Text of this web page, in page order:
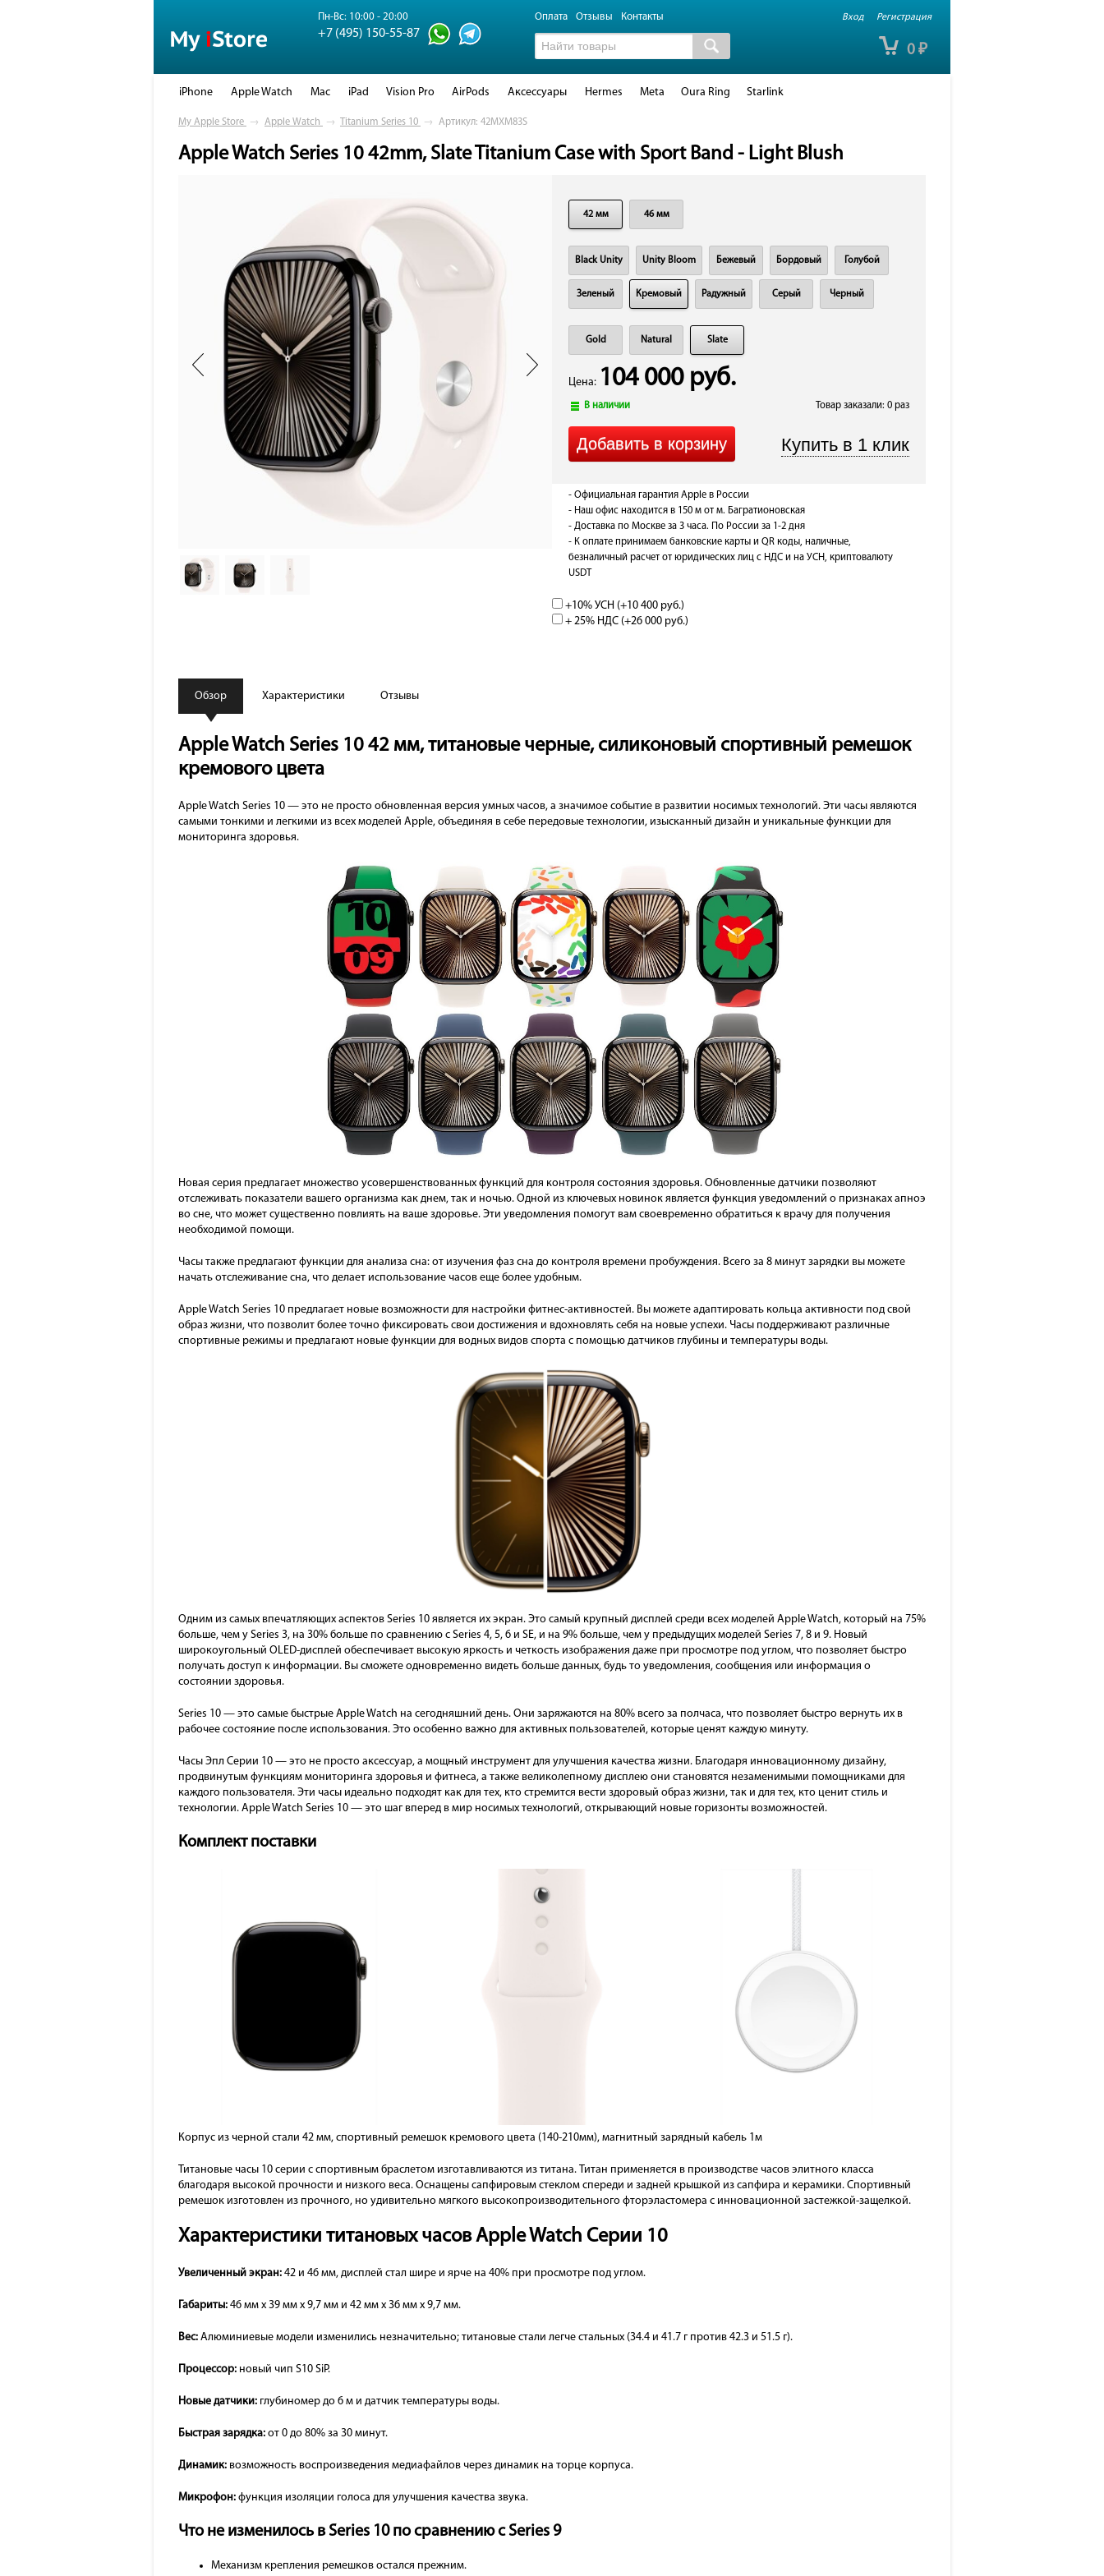
Вход Регистрация
Пн-Вс: 10:00 - 20:00
+7 (495) 150-55-87
Оплата Отзывы Контакты
0 ₽
iPhone Apple Watch Mac iPad Vision Pro AirPods Аксессуары Hermes Meta Oura Ring Starlink
My Apple Store → Apple Watch → Titanium Series 10 → Артикул: 42MXM83S
Apple Watch Series 10 42mm, Slate Titanium Case with Sport Band - Light Blush
42 мм 46 мм
Black Unity Unity Bloom Бежевый Бордовый Голубой
Зеленый Кремовый Радужный Серый Черный
Gold Natural Slate
Цена: 104 000 руб.
В наличии Товар заказали: 0 раз
- Официальная гарантия Apple в России
- Наш офис находится в 150 м от м. Багратионовская
- Доставка по Москве за 3 часа. По России за 1-2 дня
- К оплате принимаем банковские карты и QR коды, наличные,
безналичный расчет от юридических лиц с НДС и на УСН, криптовалюту
USDT
+10% УСН (+10 400 руб.)
+ 25% НДС (+26 000 руб.)
Обзор Характеристики Отзывы
Apple Watch Series 10 42 мм, титановые черные, силиконовый спортивный ремешок
кремового цвета
Apple Watch Series 10 — это не просто обновленная версия умных часов, а значимое событие в развитии носимых технологий. Эти часы являются
самыми тонкими и легкими из всех моделей Apple, объединяя в себе передовые технологии, изысканный дизайн и уникальные функции для
мониторинга здоровья.
Новая серия предлагает множество усовершенствованных функций для контроля состояния здоровья. Обновленные датчики позволяют
отслеживать показатели вашего организма как днем, так и ночью. Одной из ключевых новинок является функция уведомлений о признаках апноэ
во сне, что может существенно повлиять на ваше здоровье. Эти уведомления помогут вам своевременно обратиться к врачу для получения
необходимой помощи.
Часы также предлагают функции для анализа сна: от изучения фаз сна до контроля времени пробуждения. Всего за 8 минут зарядки вы можете
начать отслеживание сна, что делает использование часов еще более удобным.
Apple Watch Series 10 предлагает новые возможности для настройки фитнес-активностей. Вы можете адаптировать кольца активности под свой
образ жизни, что позволит более точно фиксировать свои достижения и вдохновлять себя на новые успехи. Часы поддерживают различные
спортивные режимы и предлагают новые функции для водных видов спорта с помощью датчиков глубины и температуры воды.
Одним из самых впечатляющих аспектов Series 10 является их экран. Это самый крупный дисплей среди всех моделей Apple Watch, который на 75%
больше, чем у Series 3, на 30% больше по сравнению с Series 4, 5, 6 и SE, и на 9% больше, чем у предыдущих моделей Series 7, 8 и 9. Новый
широкоугольный OLED-дисплей обеспечивает высокую яркость и четкость изображения даже при просмотре под углом, что позволяет быстро
получать доступ к информации. Вы сможете одновременно видеть больше данных, будь то уведомления, сообщения или информация о
состоянии здоровья.
Series 10 — это самые быстрые Apple Watch на сегодняшний день. Они заряжаются на 80% всего за полчаса, что позволяет быстро вернуть их в
рабочее состояние после использования. Это особенно важно для активных пользователей, которые ценят каждую минуту.
Часы Эпл Серии 10 — это не просто аксессуар, а мощный инструмент для улучшения качества жизни. Благодаря инновационному дизайну,
продвинутым функциям мониторинга здоровья и фитнеса, а также великолепному дисплею они становятся незаменимыми помощниками для
каждого пользователя. Эти часы идеально подходят как для тех, кто стремится вести здоровый образ жизни, так и для тех, кто ценит стиль и
технологии. Apple Watch Series 10 — это шаг вперед в мир носимых технологий, открывающий новые горизонты возможностей.
Комплект поставки
Корпус из черной стали 42 мм, спортивный ремешок кремового цвета (140-210мм), магнитный зарядный кабель 1м
Титановые часы 10 серии с спортивным браслетом изготавливаются из титана. Титан применяется в производстве часов элитного класса
благодаря высокой прочности и низкого веса. Оснащены сапфировым стеклом спереди и задней крышкой из сапфира и керамики. Спортивный
ремешок изготовлен из прочного, но удивительно мягкого высокопроизводительного фторэластомера с инновационной застежкой-защелкой.
Характеристики титановых часов Apple Watch Серии 10
Увеличенный экран: 42 и 46 мм, дисплей стал шире и ярче на 40% при просмотре под углом.
Габариты: 46 мм x 39 мм x 9,7 мм и 42 мм x 36 мм x 9,7 мм.
Вес: Алюминиевые модели изменились незначительно; титановые стали легче стальных (34.4 и 41.7 г против 42.3 и 51.5 г).
Процессор: новый чип S10 SiP.
Новые датчики: глубиномер до 6 м и датчик температуры воды.
Быстрая зарядка: от 0 до 80% за 30 минут.
Динамик: возможность воспроизведения медиафайлов через динамик на торце корпуса.
Микрофон: функция изоляции голоса для улучшения качества звука.
Что не изменилось в Series 10 по сравнению с Series 9
Механизм крепления ремешков остался прежним.